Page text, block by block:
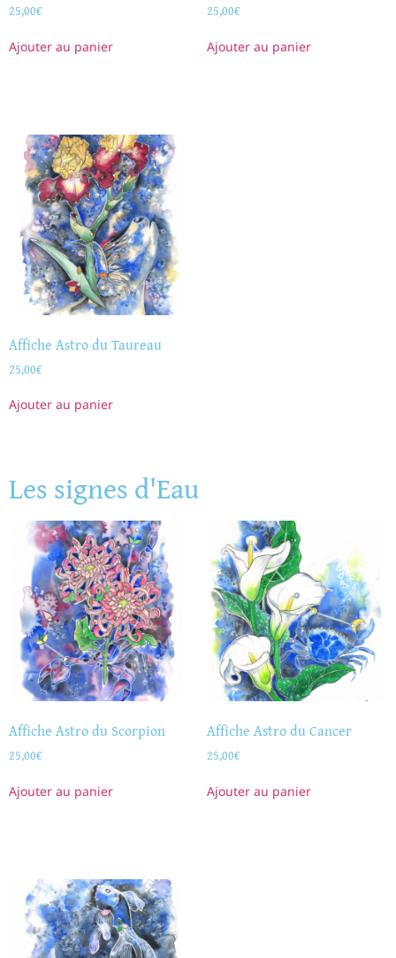
25,00€
Ajouter au panier
25,00€
Ajouter au panier
Affiche Astro du Taureau
25,00€
Ajouter au panier
Les signes d'Eau
Affiche Astro du Scorpion
25,00€
Ajouter au panier
Affiche Astro du Cancer
25,00€
Ajouter au panier